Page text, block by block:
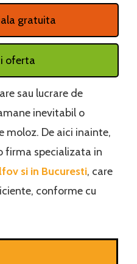
gratuita
oferta
sau lucrare de
inevitabil o
De aici inainte,
firma specializata in
si in Bucuresti, care
conforme cu